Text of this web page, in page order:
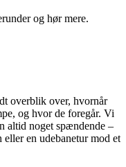
og hør mere.
overblik over, hvornår
og hvor de foregår. Vi
altid noget spændende –
eller en udebanetur mod et